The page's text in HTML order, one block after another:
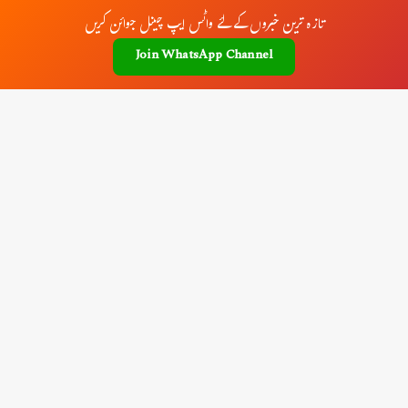
تازہ ترین خبروں کے لئے واٹس ایپ چینل جوائن کریں
Join WhatsApp Channel